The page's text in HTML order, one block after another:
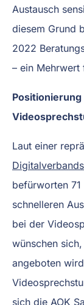
Austausch
diesem Grund
2022
­– ein Mehrwert
Laut einer
befürworten
schnelleren
bei der
wünschen
angeboten
sich die AOK